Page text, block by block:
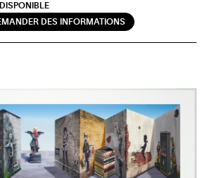
DISPONIBLE
DES INFORMATIONS